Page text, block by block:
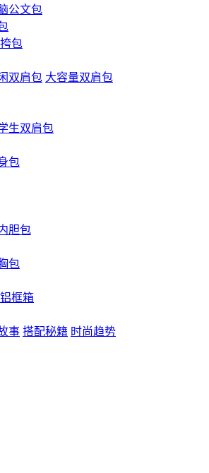
公文包
包
双肩包 大容量双肩包
生双肩包
包
胆包
包
铝框箱
事 搭配秘籍 时尚趋势